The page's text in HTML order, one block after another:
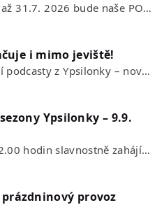
Milí diváci! V termínu 27.7. až 31.7. 2026 bude naše POKLADNA z technických…
i mimo jeviště!
Připravili jsme pro vás Letní podcasty z Ypsilonky – novou sérii rozhovorů s…
Ypsilonky – 9.9.
Ve středu 9. září 2026 ve 12.00 hodin slavnostně zahájíme novou divadelní…
prázdninový provoz